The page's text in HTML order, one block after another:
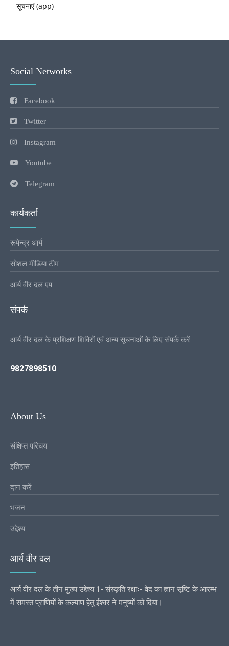
सूचनाएं (app)
Social Networks
Facebook
Twitter
Instagram
Youtube
Telegram
कार्यकर्ता
रूपेन्द्र आर्य
सोशल मीडिया टीम
आर्य वीर दल एप
संपर्क
आर्य वीर दल के प्रशिक्षण शिविरों एवं अन्य सूचनाओं के लिए संपर्क करें
9827898510
About Us
संक्षिप्त परिचय
इतिहास
दान करें
भजन
उद्देश्य
आर्य वीर दल
आर्य वीर दल के तीन मुख्य उद्देश्य 1- संस्कृति रक्षाः- वेद का ज्ञान सृष्टि के आरम्भ
में समस्त प्राणियों के कल्याण हेतु ईश्वर ने मनुष्यों को दिया।